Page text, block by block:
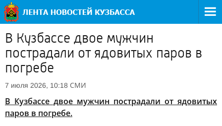
В Кузбассе двое мужчин
пострадали от ядовитых паров в
погребе
7 июля 2026, 10:18 СМИ
В Кузбассе двое мужчин пострадали от ядовитых
паров в погребе.